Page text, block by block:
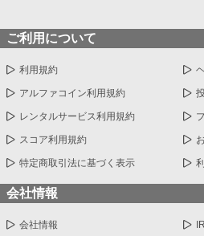
ご利用について
利用規約
アルファコイン利用規約
レンタルサービス利用規約
スコア利用規約
特定商取引法に基づく表示
会社情報
会社情報